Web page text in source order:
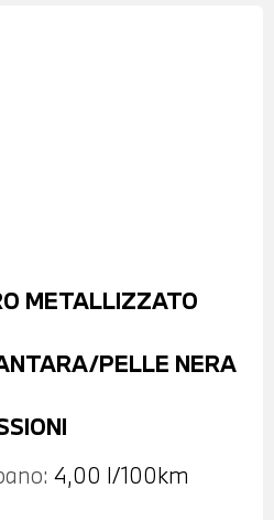
METALLIZZATO
PELLE NERA
4,00 l/100km